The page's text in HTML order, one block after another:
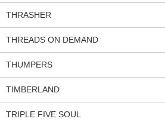
THRASHER
THREADS ON DEMAND
THUMPERS
TIMBERLAND
TRIPLE FIVE SOUL